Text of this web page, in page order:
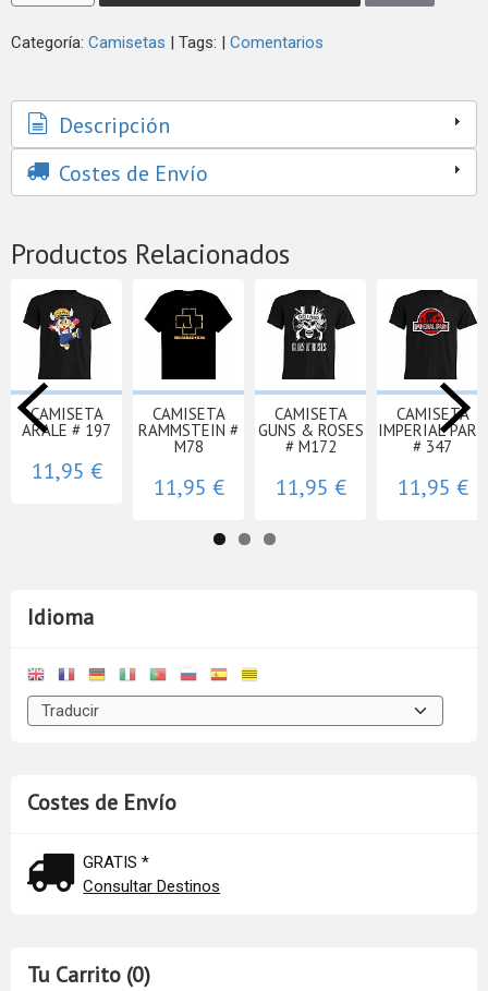
Idioma
Costes de Envío
GRATIS *
Consultar Destinos
Tu Carrito (0)
Categoría: Camisetas | Tags: | Comentarios
Descripción
Costes de Envío
Productos Relacionados
CAMISETA
ARALE # 197
11,95 €
CAMISETA
RAMMSTEIN #
M78
11,95 €
CAMISETA
GUNS & ROSES
# M172
11,95 €
CAMISETA
IMPERIAL PARK
# 347
11,95 €